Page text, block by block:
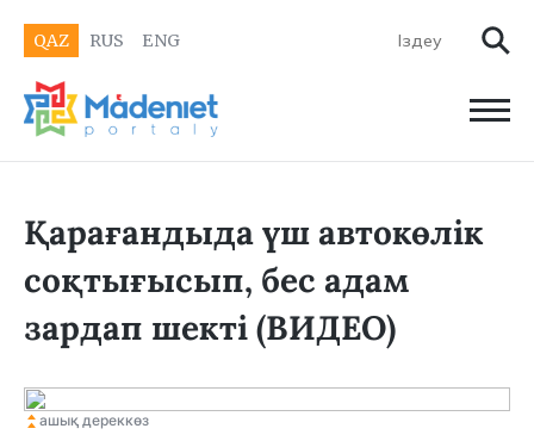
QAZ RUS ENG
Қарағандыда үш автокөлік
соқтығысып, бес адам
зардап шекті (ВИДЕО)
ашық дереккөз